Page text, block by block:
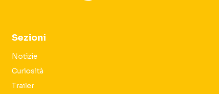
Sezioni
Notizie
Curiosità
Trailer